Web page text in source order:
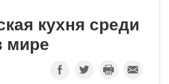
кухня среди
мире